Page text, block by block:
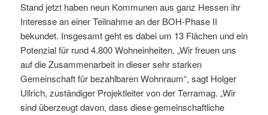
Stand jetzt haben neun Kommunen aus ganz Hessen ihr
Interesse an einer Teilnahme an der BOH-Phase II
bekundet. Insgesamt geht es dabei um 13 Flächen und ein
Potenzial für rund 4.800 Wohneinheiten. „Wir freuen uns
auf die Zusammenarbeit in dieser sehr starken
Gemeinschaft für bezahlbaren Wohnraum“, sagt Holger
Ullrich, zuständiger Projektleiter von der Terramag. „Wir
sind überzeugt davon, dass diese gemeinschaftliche